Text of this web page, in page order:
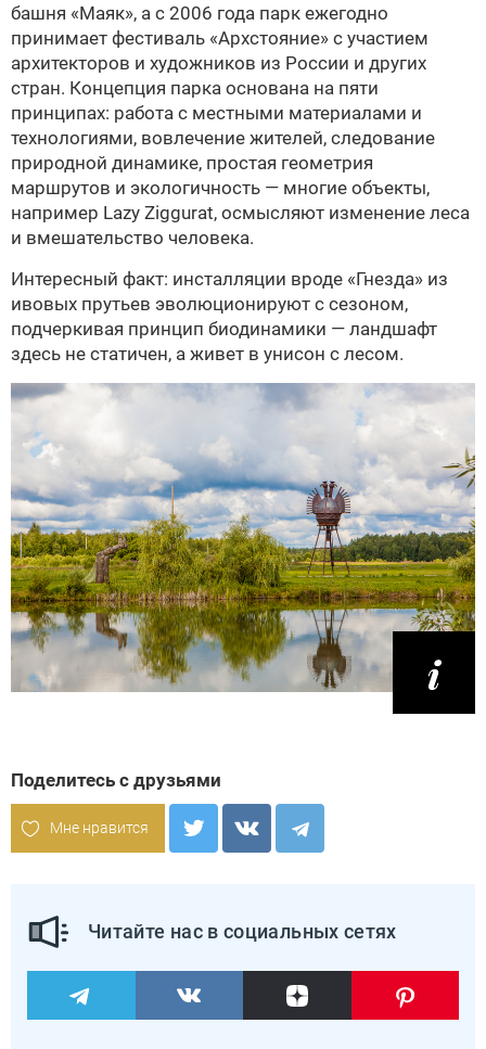
башня «Маяк», а с 2006 года парк ежегодно
принимает фестиваль «Архстояние» с участием
архитекторов и художников из России и других
стран. Концепция парка основана на пяти
принципах: работа с местными материалами и
технологиями, вовлечение жителей, следование
природной динамике, простая геометрия
маршрутов и экологичность — многие объекты,
например Lazy Ziggurat, осмысляют изменение леса
и вмешательство человека.
Интересный факт: инсталляции вроде «Гнезда» из
ивовых прутьев эволюционируют с сезоном,
подчеркивая принцип биодинамики — ландшафт
здесь не статичен, а живет в унисон с лесом.
Поделитесь с друзьями
Мне нравится
Читайте нас в социальных сетях